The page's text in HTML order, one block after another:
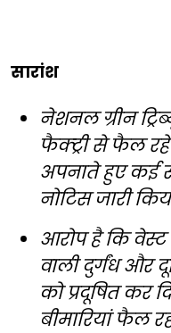
सारांश
नेशनल ग्रीन
फैक्ट्री से फैल
अपनाते हुए कई
नोटिस जारी
आरोप है कि
वाली दुर्गंध और
को प्रदूषित कर
बीमारियां फैल